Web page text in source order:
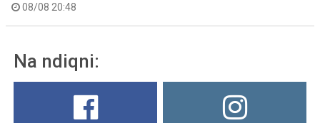
08/08 20:48
Na ndiqni: